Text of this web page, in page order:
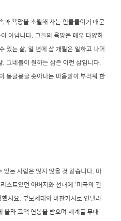
과 욕망을 초월해 사는 인물들이기 때문
아닙니다. 그들의 욕망은 매우 다양하
있는 삶, 일 년에 삼 개월은 일하고 나머
그네들이 원하는 삶은 이런 삶입니다.
몽글몽글 솟아나는 마음밭이 부러워 한
있는 사람은 많지 않을 것 같습니다. 마
스트였던 아버지와 선대에 ‘미국의 건
지요. 부모세대와 마찬가지로 인텔리
올라 고액 연봉을 받으며 세계를 무대